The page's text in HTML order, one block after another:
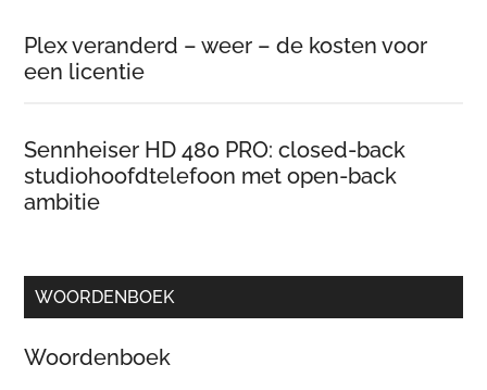
Plex veranderd – weer – de kosten voor
een licentie
Sennheiser HD 480 PRO: closed-back
studiohoofdtelefoon met open-back
ambitie
WOORDENBOEK
Woordenboek